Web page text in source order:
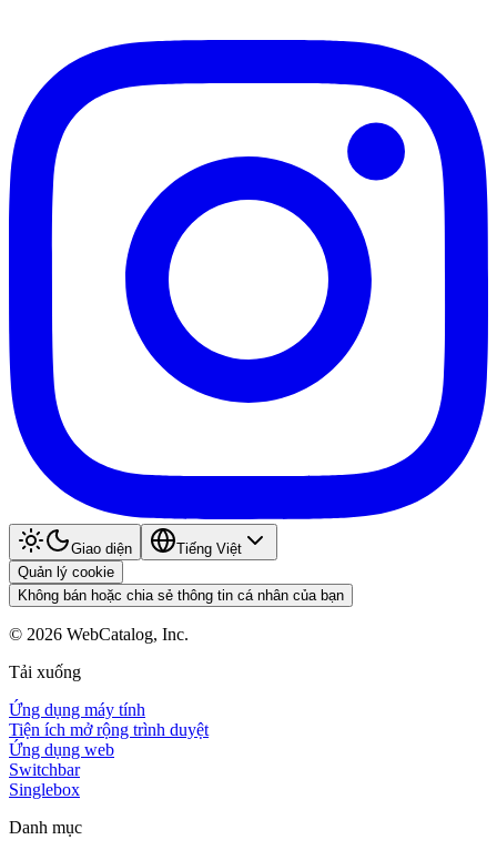
Giao diện
Tiếng Việt
Quản lý cookie
Không bán hoặc chia sẻ thông tin cá nhân của bạn
© 2026 WebCatalog, Inc.
Tải xuống
Ứng dụng máy tính
Tiện ích mở rộng trình duyệt
Ứng dụng web
Switchbar
Singlebox
Danh mục